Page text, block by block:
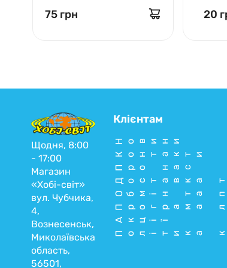
75 грн 20
Щодня, 8:00
- 17:00
Магазин
«Хобі-світ»
вул. Чубчика,
4,
Вознесенськ,
Миколаївська
область,
56501,
Клієнтам
Новини
Контакти
Про нас
Доставка
Обмін та
Програма
Акції
Політика